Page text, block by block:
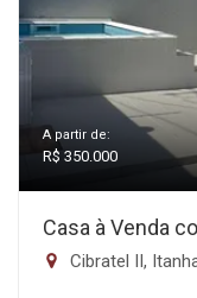
A partir de:
R$ 350.000
Casa à Venda
Cibratel II,